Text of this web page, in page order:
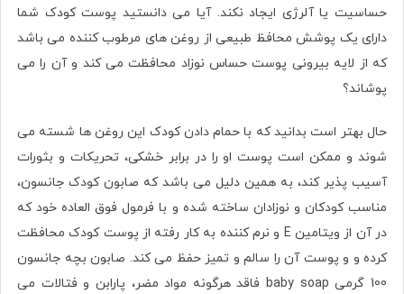
حساسیت یا آلرژی ایجاد نکند. آیا می دانستید پوست کودک شما
دارای یک پوشش محافظ طبیعی از روغن های مرطوب کننده می باشد
که از لایه بیرونی پوست حساس نوزاد محافظت می کند و آن را می
پوشاند؟
حال بهتر است بدانید که با حمام دادن کودک این روغن ها شسته می
شوند و ممکن است پوست او را در برابر خشکی، تحریکات و بثورات
آسیب پذیر کند، به همین دلیل می باشد که صابون کودک جانسون،
مناسب کودکان و نوزادان ساخته شده و با فرمول فوق العاده خود که
در آن از ویتامین E و نرم کننده به کار رفته از پوست کودک محافظت
کرده و و پوست آن را سالم و تمیز حفظ می کند. صابون بچه جانسون
100 گرمی baby soap فاقد هرگونه مواد مضر، پارابن و فتالات می